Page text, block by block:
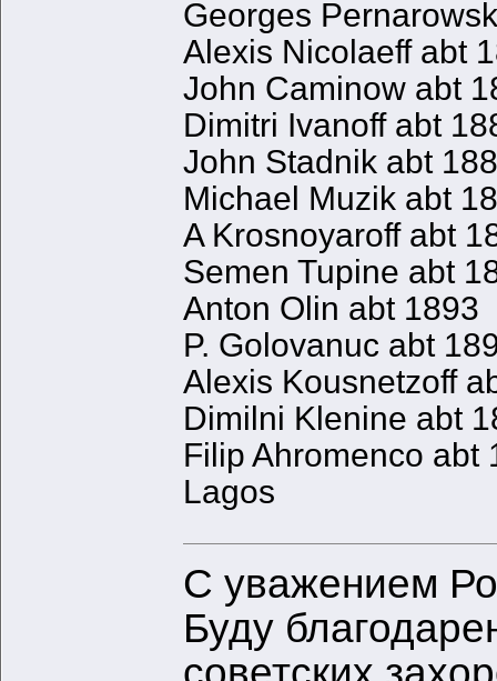
Georges
Alexis Nicolaeff abt
John Caminow abt
Dimitri Ivanoff abt
John Stadnik abt
Michael Muzik abt
A Krosnoyaroff abt
Semen Tupine abt
Anton Olin abt
P. Golovanuc abt
Alexis Kousnetzoff
Dimilni Klenine abt
Filip Ahromenco
Lagos
С уважением
Буду